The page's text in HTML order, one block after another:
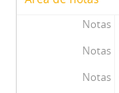
Notas
Notas
Notas